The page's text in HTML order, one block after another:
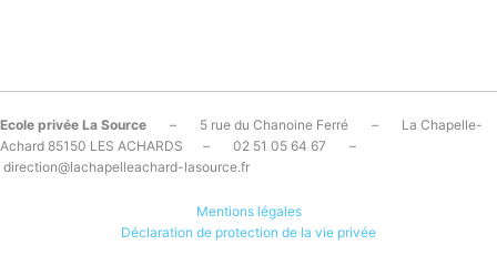
Ecole privée La Source – 5 rue du Chanoine Ferré – La Chapelle-
Achard 85150 LES ACHARDS – 02 51 05 64 67 –
direction@lachapelleachard-lasource.fr
Mentions légales
Déclaration de protection de la vie privée